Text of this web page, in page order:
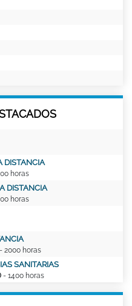
DISTANCIA
horas
DISTANCIA
horas
- 2000 horas
SANITARIAS
- 1400 horas